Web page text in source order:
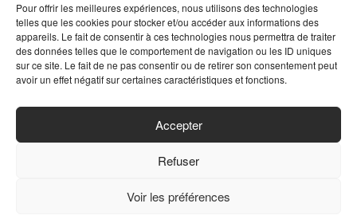
Pour offrir les meilleures expériences, nous utilisons des technologies
telles que les cookies pour stocker et/ou accéder aux informations des
appareils. Le fait de consentir à ces technologies nous permettra de traiter
des données telles que le comportement de navigation ou les ID uniques
sur ce site. Le fait de ne pas consentir ou de retirer son consentement peut
avoir un effet négatif sur certaines caractéristiques et fonctions.
Accepter
Refuser
Voir les préférences
MENTIONS LÉGALES